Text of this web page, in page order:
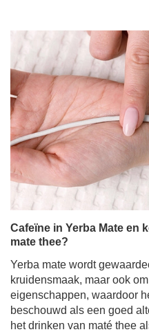
Cafeïne in Yerba Mate en
mate thee?
Yerba mate wordt
kruidensmaak, maar ook
eigenschappen, waardoor
beschouwd als een goed
het drinken van maté thee